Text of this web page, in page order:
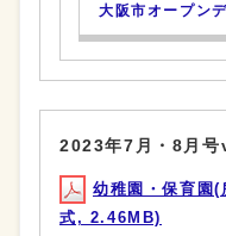
大阪市オープン
2023年7月・8月
幼稚園・保育園
式, 2.46MB)